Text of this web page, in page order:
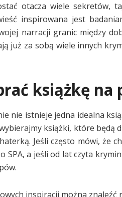
otacza wiele sekretów,
inspirowana jest
narracji granic między
już za sobą wiele innych
książkę
nie istnieje jedna idealna
książki, które będą
Jeśli często mówi, że
SPA, a jeśli od lat czyta
inspiracji można